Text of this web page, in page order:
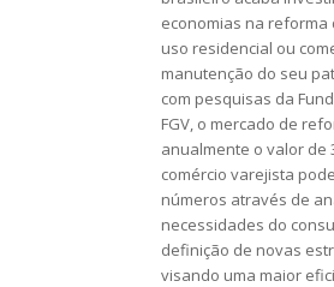
economias na reforma
uso residencial ou
manutenção do seu
com pesquisas da
FGV, o mercado de
anualmente o valor de
comércio varejista
números através de
necessidades do
definição de novas
visando uma maior